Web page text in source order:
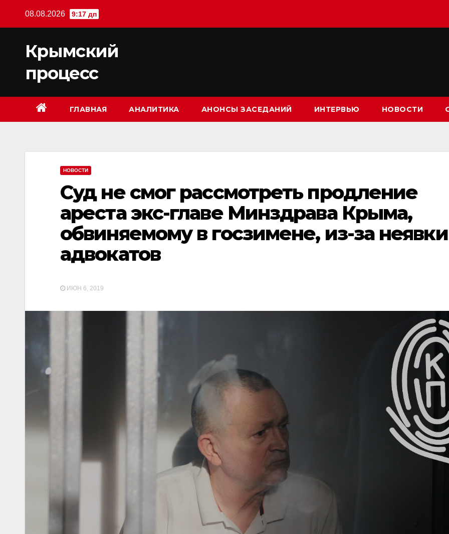
08.08.2026 9:17 дп
Крымский
процесс
ГЛАВНАЯ АНАЛИТИКА АНОНСЫ ЗАСЕДАНИЙ ИНТЕРВЬЮ НОВОСТИ
НОВОСТИ
Суд не смог рассмотреть продление
ареста экс-главе Минздрава Крыма,
обвиняемому в госзимене, из-за неявки
адвокатов
ИЮН 6, 2019